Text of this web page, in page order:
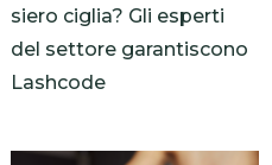
siero ciglia? Gli esperti
del settore garantiscono
Lashcode